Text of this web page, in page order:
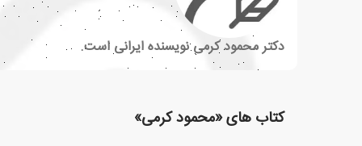
دکتر محمود کرمی نویسنده ایرانی است.
کتاب های «محمود کرمی»